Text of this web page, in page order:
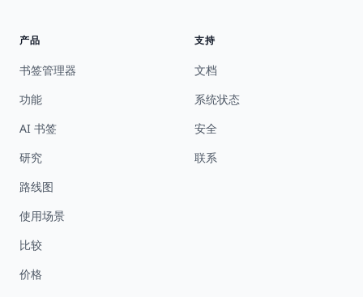
产品
书签管理器
功能
AI 书签
研究
路线图
使用场景
比较
价格
支持
文档
系统状态
安全
联系